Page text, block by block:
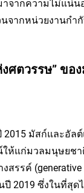
าจากความไม่แน่
จากหน่วยงานกำ
ศตวรรษ” ขอ
มัสก์และอัล
ให้แก่มวลมนุษยช
งสรรค์
ปี 2019 ซึ่งในที่สุ